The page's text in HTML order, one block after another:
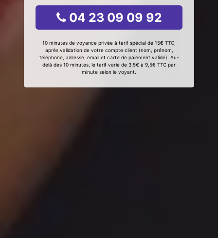
04 23 09 09 92
10 minutes de voyance privée à tarif spécial de 15€ TTC,
après validation de votre compte client (nom, prénom,
téléphone, adresse, email et carte de paiement valide). Au-
delà des 10 minutes, le tarif varie de 3,5€ à 9,5€ TTC par
minute selon le voyant.